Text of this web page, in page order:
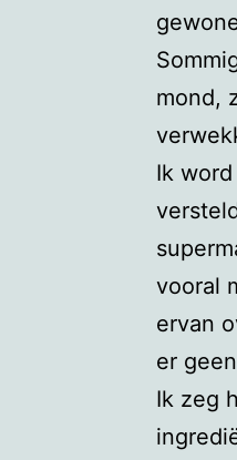
mond,
Ik
vooral
ervan
er
Ik zeg